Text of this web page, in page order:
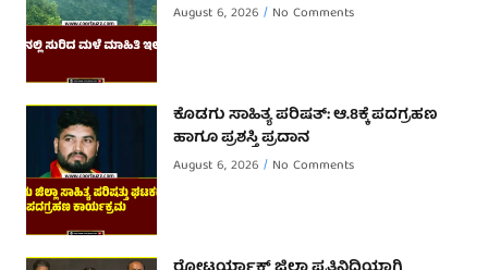
August 6, 2026 No Comments
ಕೊಡಗು ಸಾಹಿತ್ಯ ಪರಿಷತ್: ಆ.8ಕ್ಕೆ ಪದಗ್ರಹಣ
ಹಾಗೂ ಪ್ರಶಸ್ತಿ ಪ್ರದಾನ
August 6, 2026 No Comments